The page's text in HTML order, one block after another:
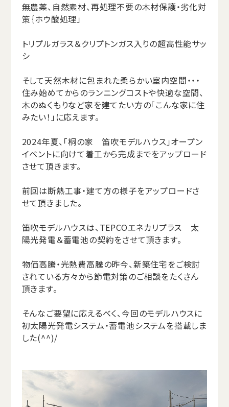
無農薬、自然素材、再処理不要の木材保護・劣化対
策｛ホウ酸処理」
トリプルガラス＆クリプトンガス入りの超高性能サッ
シ
そして天然木材に包まれた柔らかい室内空間・・・
住み始めてからのランニングコストや快適な空間、
木のぬくもりなど家を建てたい方の「こんな家に住
みたい！」に応えます。
2024年夏、「桐の家 笛吹モデルハウス」オープン
イベントに向けて着工から完成までをアップロード
させて頂きます。
前回は断熱工事・建て方の様子をアップロードさ
せて頂きました。
笛吹モデルハウスは、TEPCOエネカリプラス 太
陽光発電＆蓄電池の契約をさせて頂きます。
物価高騰・光熱費高騰の昨今、新築住宅をご検討
されている方々から節電対策のご相談をたくさん
頂きます。
そんなご要望に応えるべく、今回のモデルハウスに
初太陽光発電システム・蓄電池システムを搭載しま
した(^^)/